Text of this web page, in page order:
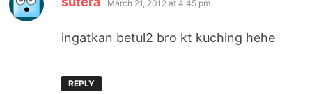
March 21, 2012 at 4:45 pm
ingatkan betul2 bro kt kuching hehe
REPLY